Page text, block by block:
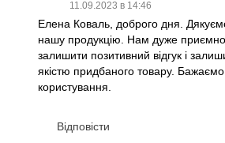
11.09.2023 в 14:46
Елена Коваль, доброго дня.
нашу продукцію. Нам дуже
залишити позитивний відгук і
якістю придбаного товару.
користування.
Відповісти